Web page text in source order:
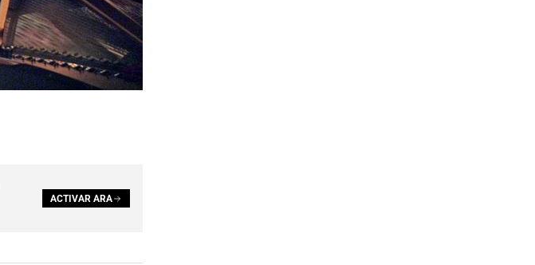
ACTIVAR ARA